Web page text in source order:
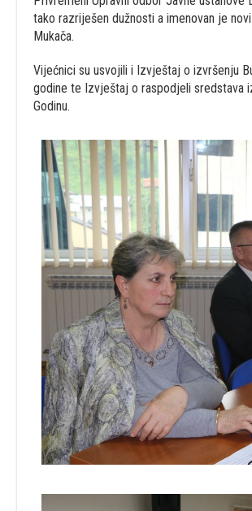
tako razriješen dužnosti a imenovan je
Mukača.
Vijećnici su usvojili i Izvještaj o izvršenju
godine te Izvještaj o raspodjeli sredstava
Godinu.